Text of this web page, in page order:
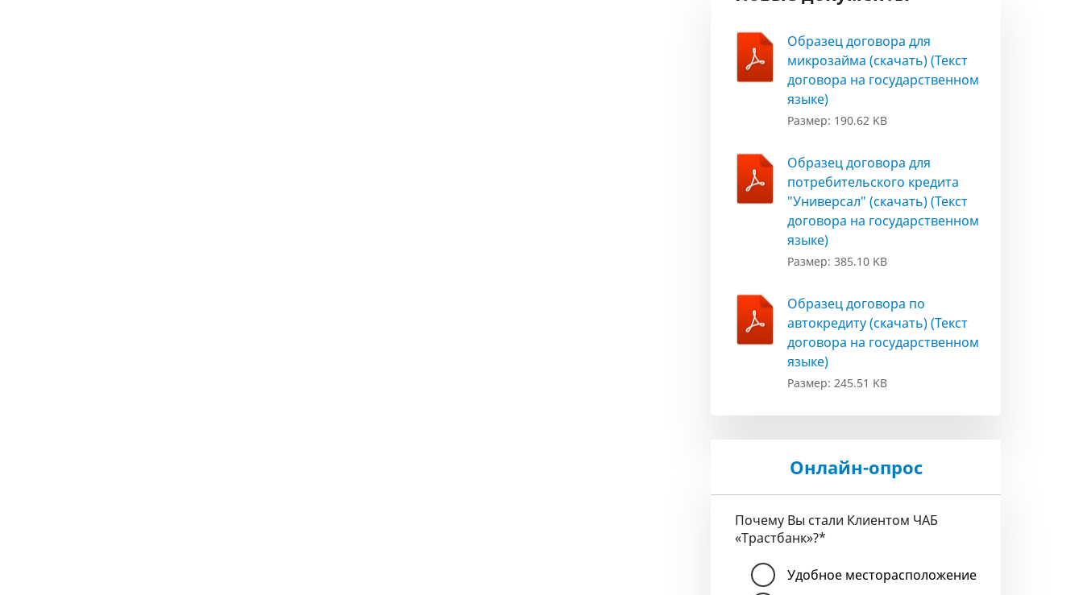
Образец договора для
микрозайма (скачать) (Текст
договора на государственном
языке)
Размер: 190.62 KB
Образец договора для
потребительского кредита
"Универсал" (скачать) (Текст
договора на государственном
языке)
Размер: 385.10 KB
Образец договора по
автокредиту (скачать) (Текст
договора на государственном
языке)
Размер: 245.51 KB
Онлайн-опрос
Почему Вы стали Клиентом ЧАБ
«Трастбанк»?*
Удобное месторасположение